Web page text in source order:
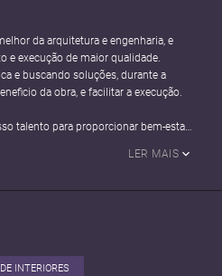
da arquitetura e engenharia, e
e execução de maior qualidade.
e buscando soluções, durante a
da obra, e facilitar a execução.
talento para proporcionar bem-estar
LER MAIS
INTERIORES